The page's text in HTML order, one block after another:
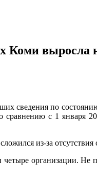
Коми выросла
сведения по
сравнению с 1
из-за отсутствия
организации.